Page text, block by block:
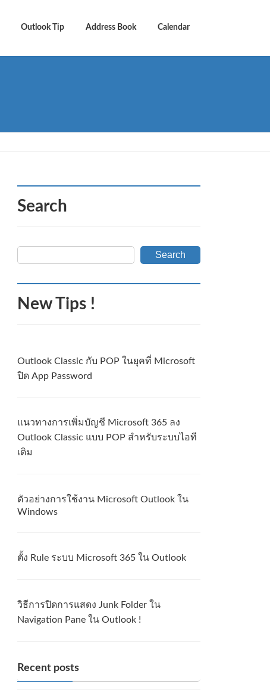
Outlook Tip Address Book Calendar
Search
Search
New Tips !
Outlook Classic กับ POP ในยุคที่ Microsoft
ปิด App Password
แนวทางการเพิ่มบัญชี Microsoft 365 ลง
Outlook Classic แบบ POP สำหรับระบบไอที
เดิม
ตัวอย่างการใช้งาน Microsoft Outlook ใน
Windows
ตั้ง Rule ระบบ Microsoft 365 ใน Outlook
วิธีการปิดการแสดง Junk Folder ใน
Navigation Pane ใน Outlook !
Recent posts